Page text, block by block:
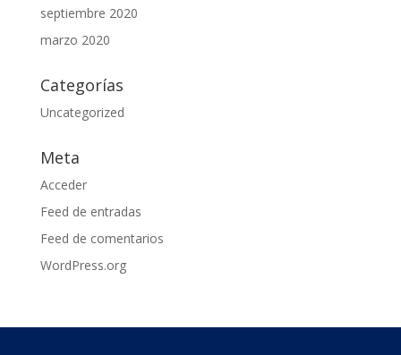
septiembre 2020
marzo 2020
Categorías
Uncategorized
Meta
Acceder
Feed de entradas
Feed de comentarios
WordPress.org